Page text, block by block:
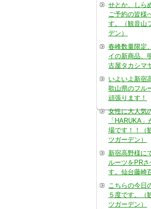
せとか、しら
ご予約の皆様
す。（観音山
デン）
春峰数量限定
イの新商品、
古屋タカシマ
いよいよ新宿
歌山県のフル
頑張ります！
女性に大人気
「HARUKA
場です！！（
ツガーデン）
新宿高野様に
ルーツをPRさ
す。仙台藤崎
こちらの今日
５度です。（
ツガーデン）